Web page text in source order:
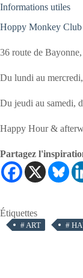
Informations utiles
Hoppy Monkey Club
36 route de
Du lundi au
Du jeudi au samedi,
Happy Hour &
Partagez
Étiquettes
# ART #